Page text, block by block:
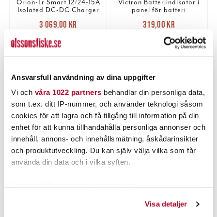
Ansvarsfull användning av dina uppgifter
Vi och våra 1022 partners behandlar din personliga data,
som t.ex. ditt IP-nummer, och använder teknologi såsom
cookies för att lagra och få tillgång till information på din
enhet för att kunna tillhandahålla personliga annonser och
innehåll, annons- och innehållsmätning, åskådarinsikter
och produktutveckling. Du kan själv välja vilka som får
använda din data och i vilka syften.
Visa detaljer
Orion-Tr Smart 12/24-15A
Isolated DC-DC Charger
Nuvarande pris
3 069,00 krTidigare pris
3 760,00 kr
3 069,00 kr
2 ST
Victron Batteriindikator i
panel för batteri
Nuvarande pris
319,00 krTidigare pris
340,00 kr
319,00 kr
340,00 kr
TILLFÄLLIGT SLUT
PRODUKTBESKRIVNING